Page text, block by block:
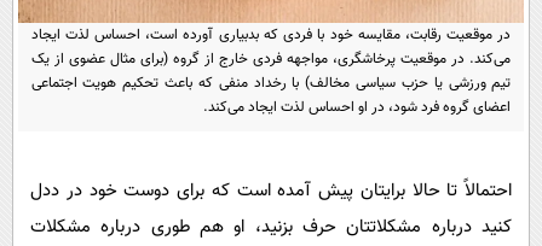
مجله تصویری سلاح
ورزش
سیاست
فناوری
گوناگون
عصر ایران 2
خواندنی ها و دیدنی ها
داستان کوتاه
روانشناسی
آشپزی
آموزش زبان
در موقعیت رقابت، مقایسه خود با فردی که بدبیاری آورده است، احساس لذت ایجاد
می‌کند. در موقعیت پرخاشگری، مواجهه فردی خارج از گروه (برای مثال عضوی از یک
تیم ورزشی یا حزب سیاسی مخالف) با رخداد منفی که باعث تحکیم هویت اجتماعی
اعضای گروه فرد شود، در او احساس لذت ایجاد می‌کند.
احتمالاً تا حالا برایتان پیش آمده است که برای دوست خود در ددل
کنید درباره مشکلاتتان حرف بزنید، او هم طوری درباره مشکلات